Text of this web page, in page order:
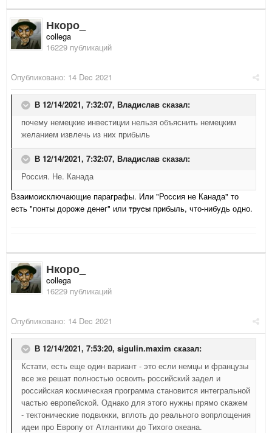
Нкоро_
collega
16229 публикаций
Опубликовано: 14 Dec 2021
В 12/14/2021, 7:32:07, Владислав сказал:
почему немецкие инвестиции нельзя объяснить немецким
желанием извлечь из них прибыль
В 12/14/2021, 7:32:07, Владислав сказал:
Россия. Не. Канада
Взаимоисключающие параграфы. Или "Россия не Канада" то
есть "понты дороже денег" или трусы прибыль, что-нибудь одно.
Нкоро_
collega
16229 публикаций
Опубликовано: 14 Dec 2021
В 12/14/2021, 7:53:20, sigulin.maxim сказал:
Кстати, есть еще один вариант - это если немцы и французы
все же решат полностью освоить российский задел и
российская космическая программа становится интегральной
частью европейской. Однако для этого нужны прямо скажем
- тектонические подвижки, вплоть до реального вопрлощения
идеи про Европу от Атлантики до Тихого океана.